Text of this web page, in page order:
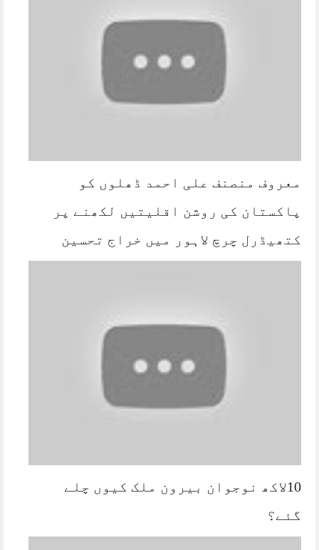
معروف منصنف علی احمد ڈھلوں کو
پاکستان کی روشن اقلیتیں لکھنے پر
کتھیڈرل چرچ لاہور میں خراج تحسین
10لاکھ نوجوان بیرون ملک کیوں چلے
گئے؟